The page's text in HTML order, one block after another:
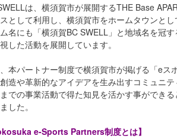
は、横須賀市が展開するTHE Base
として利用し、横須賀市をホームタウンとし
名にも「横須賀BC SWELL」と地域名を冠
した活動を展開しています。
本パートナー制度で横須賀市が掲げる「eス
造や革新的なアイデアを生み出すコミュニテ
での事業活動で得た知見を活かす事ができ
した。
e-Sports Partners制度とは】